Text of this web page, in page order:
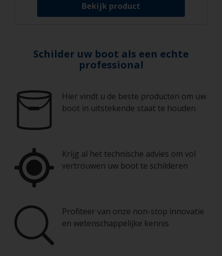
Bekijk product
Schilder uw boot als een echte
professional
Hier vindt u de beste producten om uw
boot in uitstekende staat te houden
Krijg al het technische advies om vol
vertrouwen uw boot te schilderen
Profiteer van onze non-stop innovatie
en wetenschappelijke kennis